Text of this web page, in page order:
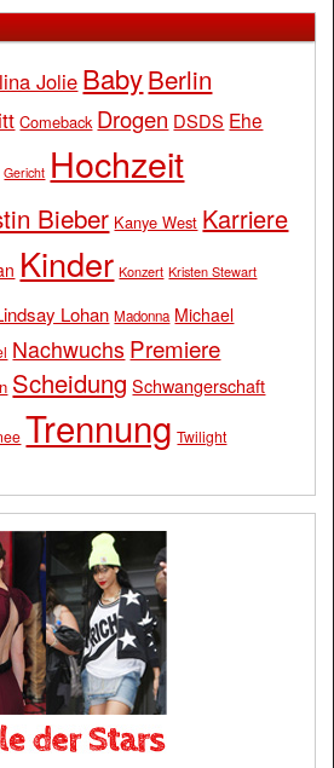
Jolie BabyBerlin
Comeback Drogen DSDS Ehe
Gericht Hochzeit
Bieber Kanye West Karriere
Kinder Konzert Kristen Stewart
Lohan Madonna Michael
Nachwuchs Premiere
Scheidung Schwangerschaft
Trennung Twilight